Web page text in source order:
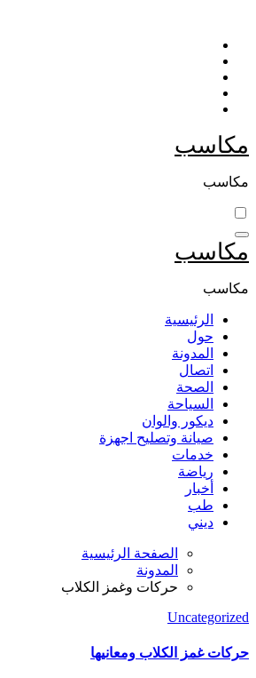
التجاوز
المحتوى
مكاسب
مكاسب
مكاسب
مكاسب
الرئيسية
حول
المدونة
اتصال
الصحة
السياحة
ديكور والوان
صيانة وتصليح اجهزة
خدمات
رياضة
أخبار
طب
ديني
الصفحة الرئيسية
المدونة
حركات وغمز الكلاب
Uncategorized
حركات غمز الكلاب ومعانيها